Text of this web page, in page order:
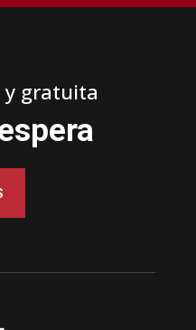
y gratuita